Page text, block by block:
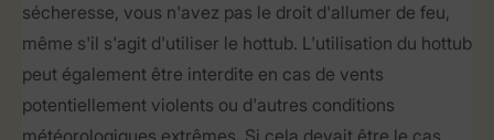
sécheresse, vous n'avez pas le droit d'allumer de feu,
même s'il s'agit d'utiliser le hottub. L'utilisation du hottub
peut également être interdite en cas de vents
potentiellement violents ou d'autres conditions
météorologiques extrêmes. Si cela devait être le cas,